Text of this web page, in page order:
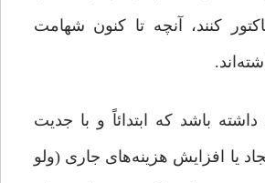
کنند، آنچه تا کنون شهامت
باشد که ابتدائاً و با جدیت
یا افزایش هزینه‌های جاری (ولو